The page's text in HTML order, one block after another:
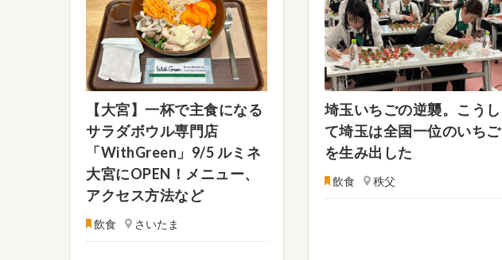
【大宮】一杯で主食になる
サラダボウル専門店
「WithGreen」9/5 ルミネ
大宮にOPEN！メニュー、
アクセス方法など
飲食 さいたま
埼玉いちごの逆襲。こうし
て埼玉は全国一位のいちご
を生み出した
飲食 秩父